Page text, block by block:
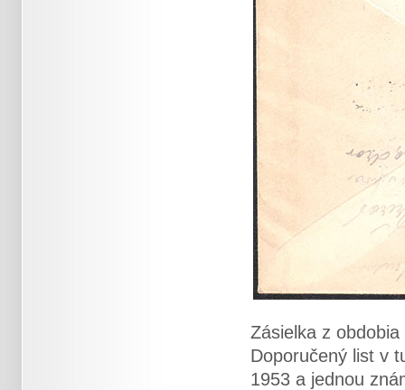
Zásielka z
Doporučený list v
1953 a jednou